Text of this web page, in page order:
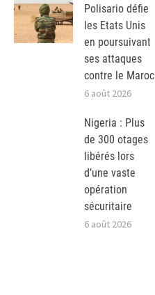
Polisario défie
les Etats Unis
en poursuivant
ses attaques
contre le Maroc
6 août 2026
Nigeria : Plus
de 300 otages
libérés lors
d’une vaste
opération
sécuritaire
6 août 2026